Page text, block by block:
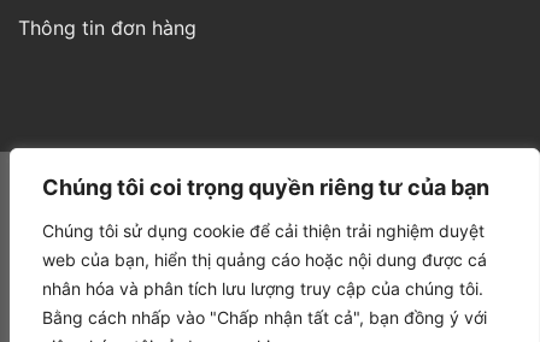
Chúng tôi coi trọng quyền riêng tư của bạn
Chúng tôi sử dụng cookie để cải thiện trải nghiệm duyệt
web của bạn, hiển thị quảng cáo hoặc nội dung được cá
nhân hóa và phân tích lưu lượng truy cập của chúng tôi.
Bằng cách nhấp vào "Chấp nhận tất cả", bạn đồng ý với
Thông tin đơn hàng
Website được thiết kế và phát triển bởi IT Á Châu Media